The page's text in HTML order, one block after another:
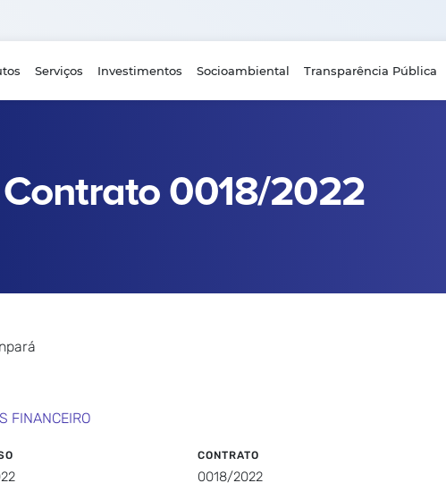
Serviços Investimentos Socioambiental Transparência Pública
Contrato 0018/2022
FINANCEIRO
CONTRATO
0018/2022